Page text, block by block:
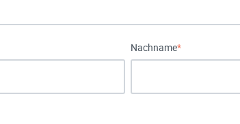
Nachname*